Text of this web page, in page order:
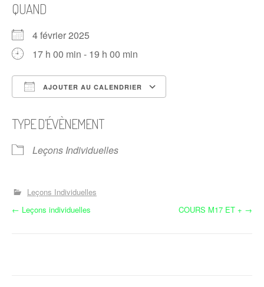
QUAND
4 février 2025
17 h 00 min - 19 h 00 min
AJOUTER AU CALENDRIER
TYPE D’ÉVÈNEMENT
Leçons Individuelles
Leçons Individuelles
N
← Leçons individuelles COURS M17 ET + →